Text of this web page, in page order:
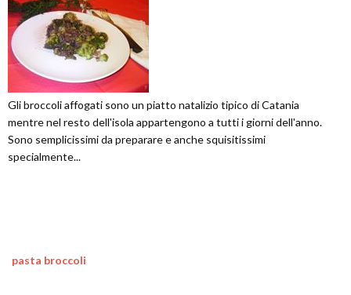
Gli broccoli affogati sono un piatto natalizio tipico di Catania
mentre nel resto dell'isola appartengono a tutti i giorni dell'anno.
Sono semplicissimi da preparare e anche squisitissimi
specialmente...
pasta broccoli